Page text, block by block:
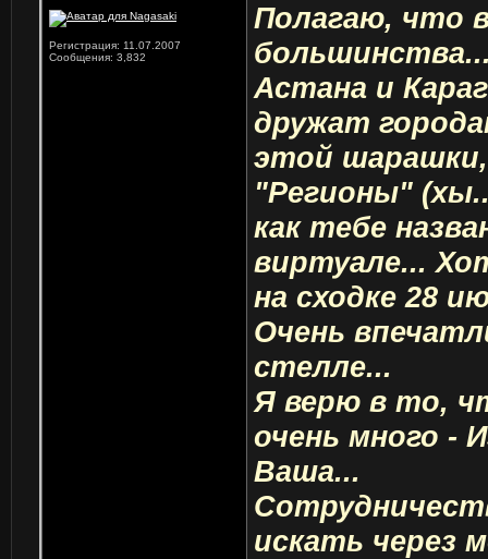
Регистрация: 11.07.2007
Сообщения: 3,832
Полагаю, что
Астана и
дружат
этой
"Регионы"
как тебе
виртуале...
на сходке 28
Очень
стелле...
Я верю в то,
очень много -
Ваша...
искать через